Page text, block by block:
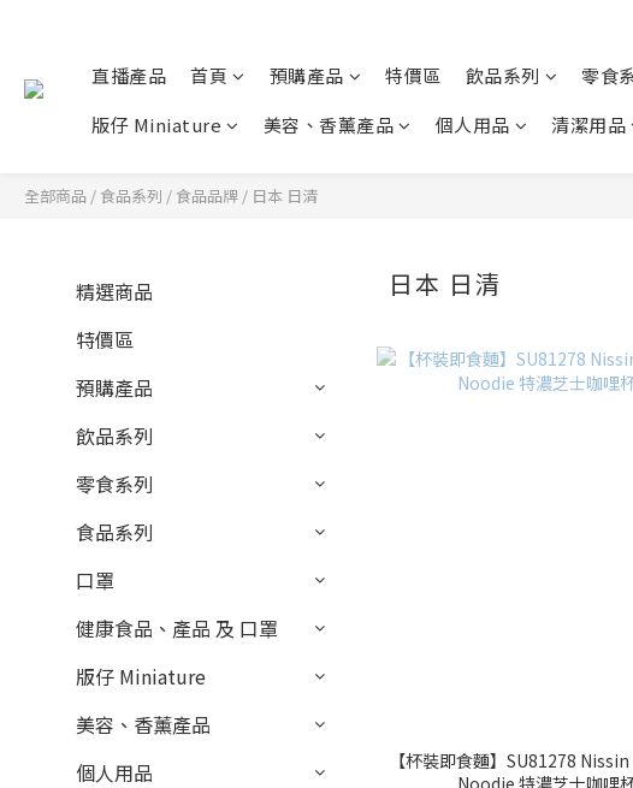
直播產品 首頁 預購產品 特價區 飲品系列 零食
版仔 Miniature
美容、香薰產品 個人用品 清潔用品
全部商品 / 食品系列 / 食品品牌 / 日本 日清
精選商品
特價區
預購產品
飲品系列
零食系列
食品系列
口罩
健康食品、產品 及 口罩
版仔 Miniature
美容、香薰產品
個人用品
日本 日清
【杯裝即食麵】SU81278 Nissin 日清 合